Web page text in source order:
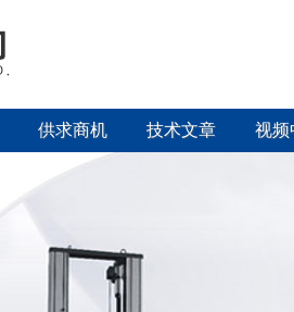
供求商机 技术文章 视频